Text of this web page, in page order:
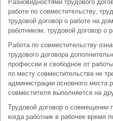
Разновидностями трудового
работе по совместительству,
трудовой договор о работе на
работником, трудовой договор
Работа по совместительству
трудового договора
профессии в свободное от
по месту совместительства не
администрации основного места
совместителя выполняется на
Трудовой договор о совмещении
когда работник в рабочее время